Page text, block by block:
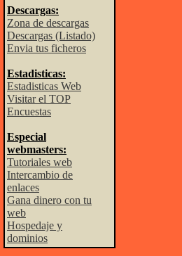
Descargas:
Zona de descargas
Descargas (Listado)
Envia tus ficheros
Estadisticas:
Estadisticas Web
Visitar el TOP
Encuestas
Especial
webmasters:
Tutoriales web
Intercambio de
enlaces
Gana dinero con tu
web
Hospedaje y
dominios